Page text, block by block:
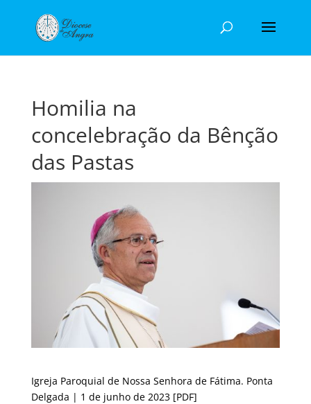
Homilia na
concelebração da Bênção
das Pastas
Igreja Paroquial de Nossa Senhora de Fátima. Ponta
Delgada | 1 de junho de 2023 [PDF]